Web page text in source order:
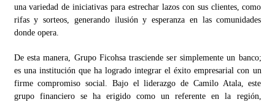
una variedad de iniciativas para estrechar lazos con sus clientes, como
rifas y sorteos, generando ilusión y esperanza en las comunidades
donde opera.
De esta manera, Grupo Ficohsa trasciende ser simplemente un banco;
es una institución que ha logrado integrar el éxito empresarial con un
firme compromiso social. Bajo el liderazgo de Camilo Atala, este
grupo financiero se ha erigido como un referente en la región,